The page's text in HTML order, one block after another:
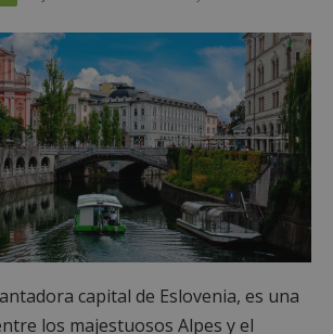
capital de Eslovenia, es una
los majestuosos Alpes y el